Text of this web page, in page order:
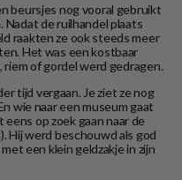
beursjes nog vooral gebruikt
Nadat de ruilhandel plaats
raakten ze ook steeds meer
Het was een kostbaar
of gordel werd gedragen.
tijd vergaan. Je ziet ze nog
wie naar een museum gaat
op zoek gaan naar de
Hij werd beschouwd als god
een klein geldzakje in zijn